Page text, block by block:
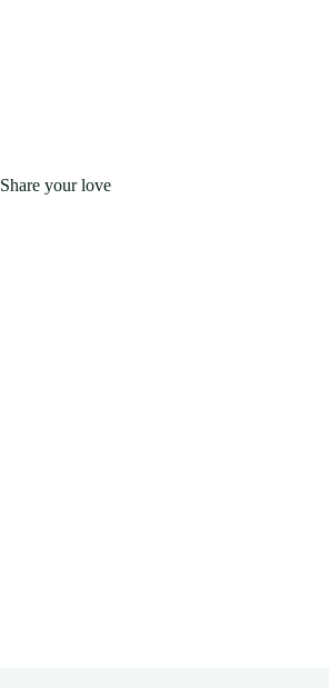
Share your love